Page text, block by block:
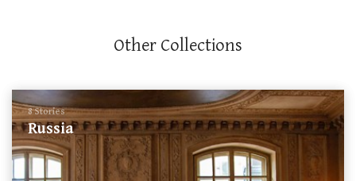
Other Collections
8 Stories
Russia